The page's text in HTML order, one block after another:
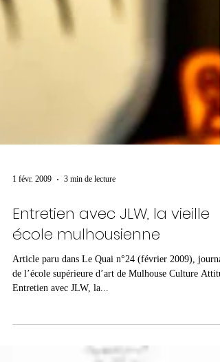
Entretien avec JLW, la vieille
de l’école supérieure d’art de Mulhouse Culture
Entretien avec JLW, la...